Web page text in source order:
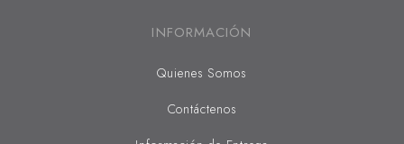
INFORMACIÓN
Quienes Somos
Contáctenos